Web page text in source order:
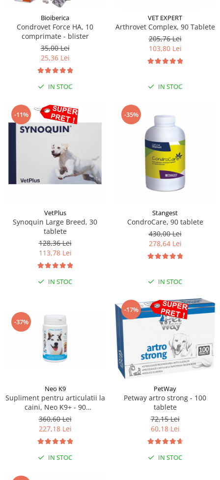
Sampoane si Balsamuri
Servetele Umede
Covorase absorbante
Curatare Ochi
Igiena Catel
Igiena Interior
Solutii Atractante si repelente
Custi transport - Pisici
Jucarii Pisici
Lese, Hamuri si Zgarzi
Paturi, perne si cosuri pentru pisici
Recompense Delicioase
Bioiberica
Condrovet Force HA, 10
comprimate - blister
35,00 Lei
25,36 Lei
IN STOC
VET EXPERT
Arthrovet Complex, 90 Tablete
205,76 Lei
103,80 Lei
IN STOC
-11%
VetPlus
Synoquin Large Breed, 30
tablete
128,36 Lei
113,78 Lei
IN STOC
-35%
Stangest
CondroCare, 90 tablete
430,00 Lei
278,64 Lei
IN STOC
-37%
Neo K9
Supliment pentru articulatii la
caini, Neo K9+ - 90
Comprimate
360,60 Lei
227,18 Lei
IN STOC
-17%
PetWay
Petway artro strong - 100
tablete
72,15 Lei
60,18 Lei
IN STOC